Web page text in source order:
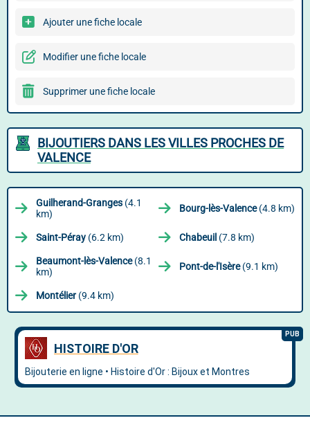
Ajouter une fiche locale
Modifier une fiche locale
Supprimer une fiche locale
BIJOUTIERS DANS LES VILLES PROCHES DE
VALENCE
Guilherand-Granges (4.1
km)
Bourg-lès-Valence(4.8 km)
Saint-Péray (6.2 km) Chabeuil (7.8 km)
Beaumont-lès-Valence(8.1
km)
Pont-de-l'Isère(9.1 km)
Montélier(9.4 km)